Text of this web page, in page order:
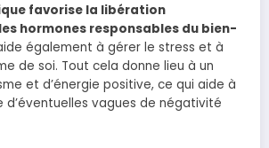
favorise la libération
hormones responsables du bien-
également à gérer le stress et à
de soi. Tout cela donne lieu à un
et d’énergie positive, ce qui aide à
vagues de négativité